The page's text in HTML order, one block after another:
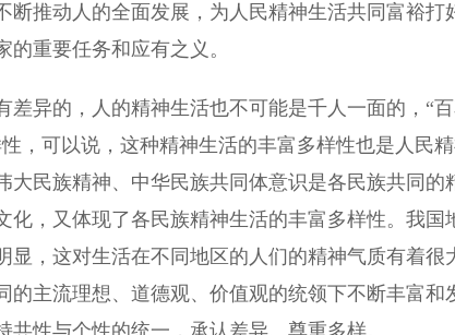
推动人的全面发展，为人民精神生活共同富裕打
重要任务和应有之义。
的，人的精神生活也不可能是千人一面的，“百
，可以说，这种精神生活的丰富多样性也是人民
民族精神、中华民族共同体意识是各民族共同的
，又体现了各民族精神生活的丰富多样性。我国
显，这对生活在不同地区的人们的精神气质有着很
的主流理想、道德观、价值观的统领下不断丰富和
性与个性的统一，承认差异、尊重多样。